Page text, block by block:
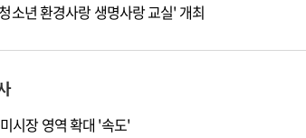
소년 환경사랑 생명사랑 교실' 개최
시장 영역 확대 '속도'